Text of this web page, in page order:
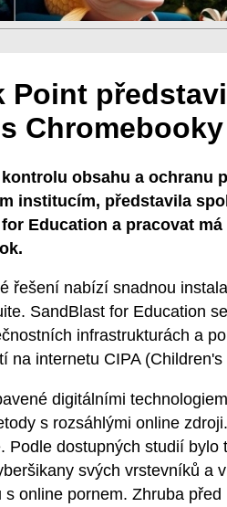
Point
Chromebooky
obsahu a ochranu
institucím, představila
Education a pracovat
řešení nabízí snadnou
SandBlast for Education
infrastrukturách a
na internetu CIPA
digitálními
s rozsáhlými online
Podle dostupných studií
svých vrstevníků a
s online pornem. Zhruba